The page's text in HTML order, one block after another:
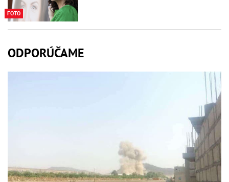
FOTO
ODPORÚČAME